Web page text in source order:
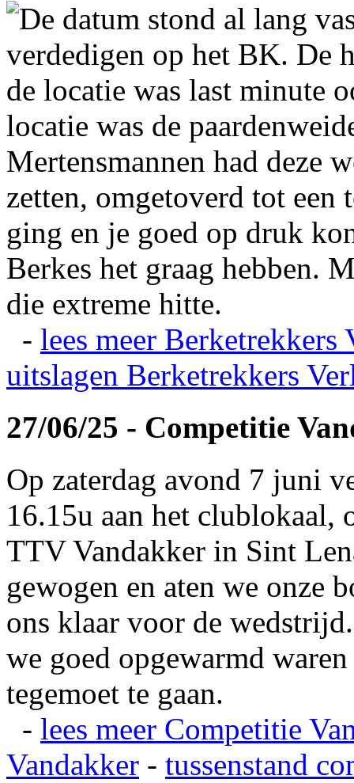
De datum stond al lang
verdedigen op het BK. De
de locatie was last minute
locatie was de
Mertensmannen had deze
zetten, omgetoverd tot
ging en je goed op druk
Berkes het graag hebben.
die extreme hitte.
- lees meer Berketrekkers
uitslagen Berketrekkers
27/06/25 - Competitie
Op zaterdag avond 7 juni
16.15u aan het clublokaal,
TTV Vandakker in Sint
gewogen en aten we onze
ons klaar voor de
we goed opgewarmd
tegemoet te gaan.
- lees meer Competitie
Vandakker - tussenstand